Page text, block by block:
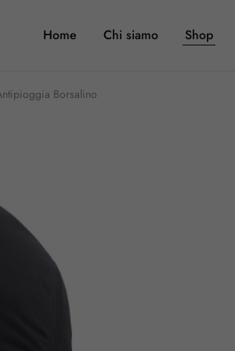
Home Chi siamo Shop
Borsalino